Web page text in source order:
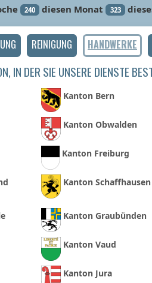
240 diesen Monat 323
REINIGUNG HANDWERKE
IN DER SIE UNSERE DIENSTE
Kanton Bern
Kanton Obwalden
Kanton Freiburg
Kanton Schaffhausen
Kanton Graubünden
Kanton Vaud
Kanton Jura